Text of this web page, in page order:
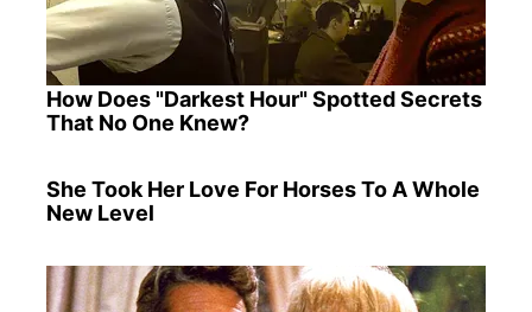
How Does "Darkest Hour" Spotted Secrets
That No One Knew?
She Took Her Love For Horses To A Whole
New Level